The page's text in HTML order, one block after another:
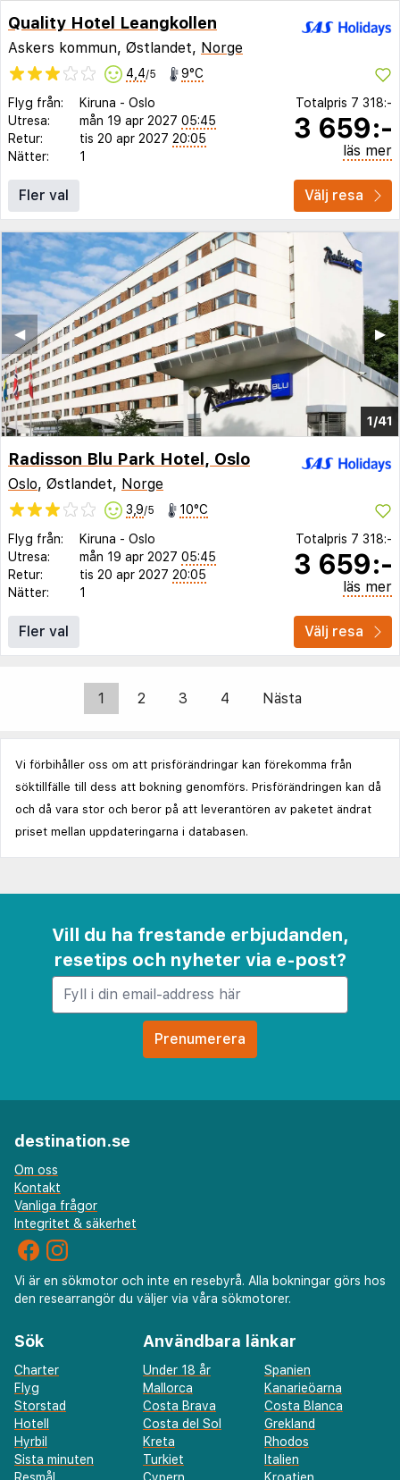
Quality Hotel Leangkollen
Askers kommun, Østlandet, Norge
4,4/5 9°C
Flyg från: Kiruna - Oslo
Utresa:
mån 19 apr 2027 05:45
Retur:
tis 20 apr 2027 20:05
Nätter:
1
Totalpris 7 318:-
3 659:-
läs mer
Fler val Välj resa
1/41
▶︎
◀︎
Radisson Blu Park Hotel, Oslo
Oslo, Østlandet, Norge
3,9/5 10°C
Flyg från: Kiruna - Oslo
Utresa:
mån 19 apr 2027 05:45
Retur:
tis 20 apr 2027 20:05
Nätter:
1
Totalpris 7 318:-
3 659:-
läs mer
Fler val Välj resa
1 2 3 4 Nästa
Vi förbihåller oss om att prisförändringar kan förekomma från
söktillfälle till dess att bokning genomförs. Prisförändringen kan då
och då vara stor och beror på att leverantören av paketet ändrat
priset mellan uppdateringarna i databasen.
Vill du ha frestande erbjudanden,
resetips och nyheter via e-post?
destination.se
Om oss
Kontakt
Vanliga frågor
Integritet & säkerhet
Vi är en sökmotor och inte en resebyrå. Alla bokningar görs hos
den researrangör du väljer via våra sökmotorer.
Sök
Charter
Flyg
Storstad
Hotell
Hyrbil
Sista minuten
Användbara länkar
Under 18 år
Spanien
Mallorca
Kanarieöarna
Costa Brava
Costa Blanca
Costa del Sol
Grekland
Kreta
Rhodos
Turkiet
Italien